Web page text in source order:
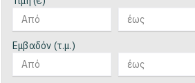
Εμβαδόν (τ.μ.)